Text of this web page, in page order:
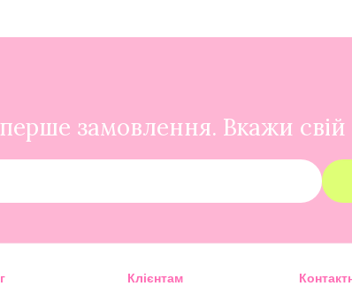
замовлення. Вкажи
Клієнтам